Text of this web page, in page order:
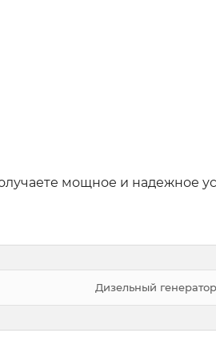
мощное и надежное
Дизельный